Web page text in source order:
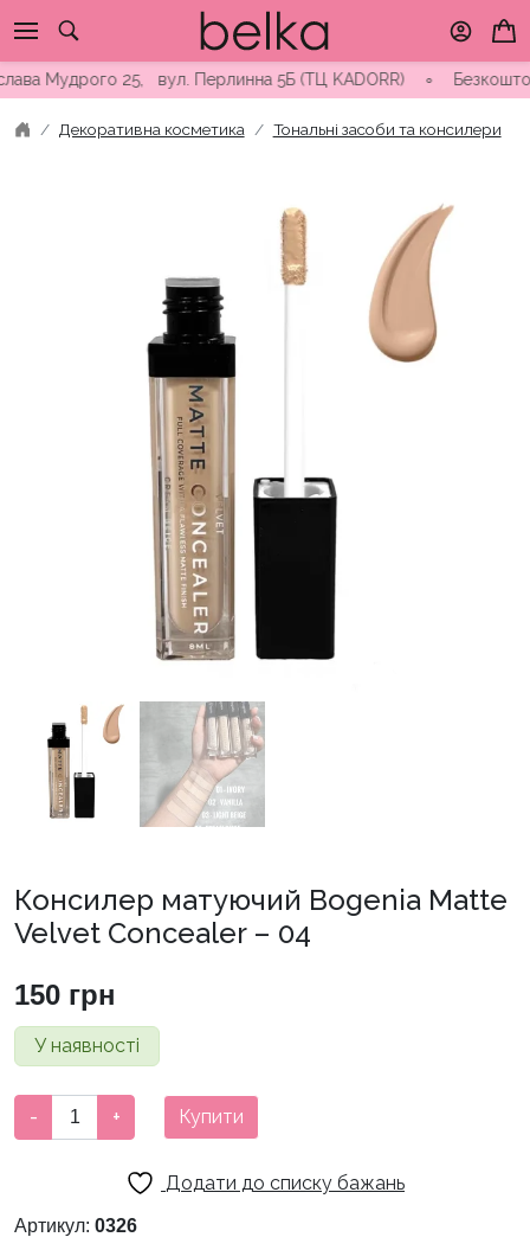
to
content
25, вул. Перлинна 5Б (ТЦ KADORR) ∘ Безкоштовна
Декоративна косметика Тональні засоби та консилери
Консилер матуючий Bogenia Matte
Velvet Concealer – 04
150 грн
У наявності
Консилер
матуючий
Velvet
- + Купити
Додати до списку бажань
Артикул: 0326